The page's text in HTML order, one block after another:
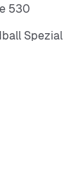
530
Spezial